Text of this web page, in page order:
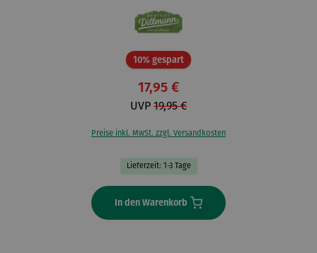
10% gespartRabatt
17,95 €
UVP 19,95 €
Preise inkl. MwSt. zzgl. Versandkosten
Lieferzeit: 1-3 Tage
In den Warenkorb